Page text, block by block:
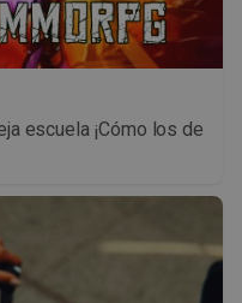
escuela ¡Cómo los de